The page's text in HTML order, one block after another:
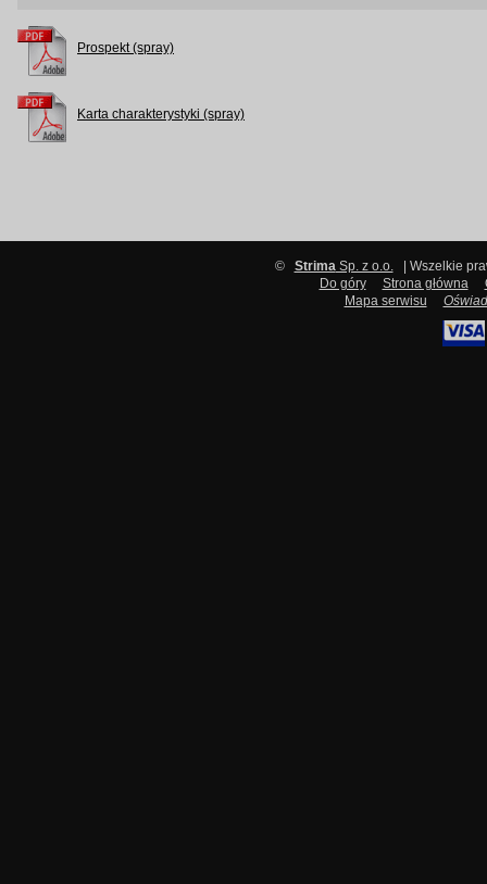
Prospekt (spray)
Karta charakterystyki (spray)
© StrimaSp. z o.o.
| Wszelkie
Do góry
Strona główna
Mapa serwisu